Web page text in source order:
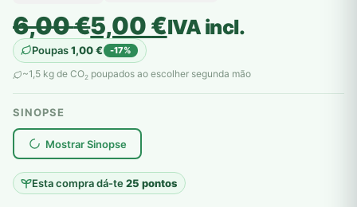
6,00€
O
preço
original
era:
6,00 €.
5,00€
O
preço
atual
é:
5,00 €.
IVA incl.
Poupas1,00€ -17%
~1,5 kg de CO2 poupados ao escolher segunda mão
SINOPSE
Mostrar Sinopse
Esta compra dá-te25 pontos
plantar árvores reais